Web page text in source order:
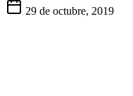
29 de octubre, 2019